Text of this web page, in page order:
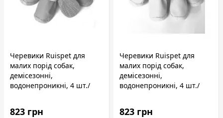
Черевики Ruispet для
малих порід собак,
демісезонні,
водонепроникні, 4 шт./
823 грн
Черевики Ruispet для
малих порід собак,
демісезонні,
водонепроникні, 4 шт./
823 грн